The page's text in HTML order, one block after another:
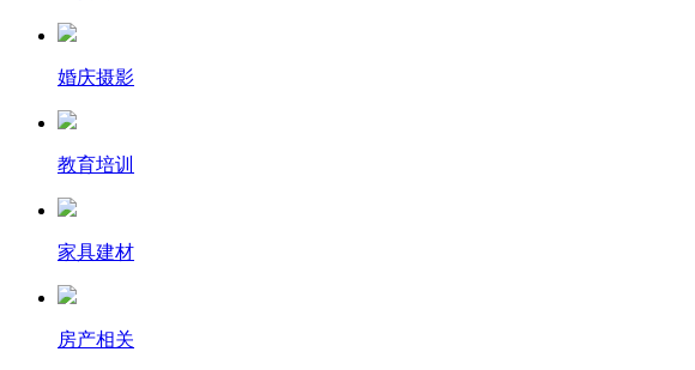
婚庆摄影
教育培训
家具建材
房产相关